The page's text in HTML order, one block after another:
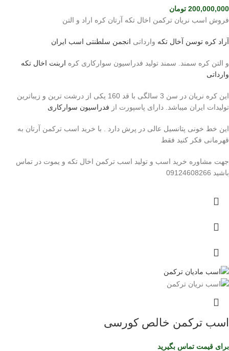
200,000,000 تومان
فروش اسب نریان ترکمن اخال تکه آرتان کره اراد و التن
آراد کره توسن آخال تکه وارداتی انجمن سلطنتی اسب ایران
و التن کره سمند. سمند تولید فدراسیون سوارکاری کره اربنت اخال تکه
وارداتی
این کره نریان در سن 3 سالگی با قد 160 یکی از درشت ترین و زیباترین
تولیدات ایران میباشد. دارای پاسپورت از فدراسیون سوارکاری
این خط خونی پتانسیل عالی در پرش دارد . با خرید اسب ترکمن آرتان به
قهرمانی فکر کنید فقط
جهت مشاوره خرید اسب و تولید اسب ترکمن اخال تکه و یموت در تماس
باشید 09124608266
اسب ترکمن خالص کورسی
برای قیمت تماس بگیرید